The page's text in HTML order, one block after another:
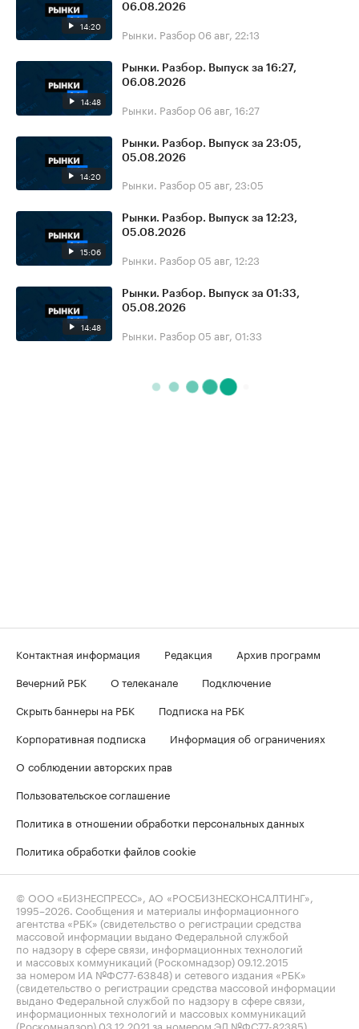
14:20
06.08.2026
Рынки. Разбор 06 авг, 22:13
14:48
Рынки. Разбор. Выпуск за 16:27,
06.08.2026
Рынки. Разбор 06 авг, 16:27
14:20
Рынки. Разбор. Выпуск за 23:05,
05.08.2026
Рынки. Разбор 05 авг, 23:05
15:06
Рынки. Разбор. Выпуск за 12:23,
05.08.2026
Рынки. Разбор 05 авг, 12:23
14:48
Рынки. Разбор. Выпуск за 01:33,
05.08.2026
Рынки. Разбор 05 авг, 01:33
Контактная информация Редакция
Архив программ
Вечерний РБК
О телеканале
Подключение
Скрыть баннеры на РБК
Подписка на РБК
Корпоративная подписка
Информация об ограничениях
О соблюдении авторских прав
Пользовательское соглашение
Политика в отношении обработки персональных данных
Политика обработки файлов cookie
© ООО «БИЗНЕСПРЕСС», АО «РОСБИЗНЕСКОНСАЛТИНГ»,
1995–2026 . Сообщения и материалы информационного
агентства «РБК» (свидетельство о регистрации средства
массовой информации выдано Федеральной службой
по надзору в сфере связи, информационных технологий
и массовых коммуникаций (Роскомнадзор) 09.12.2015
за номером ИА №ФС77-63848) и сетевого издания «РБК»
(свидетельство о регистрации средства массовой информации
выдано Федеральной службой по надзору в сфере связи,
информационных технологий и массовых коммуникаций
(Роскомнадзор) 03.12.2021 за номером ЭЛ №ФС77-82385)